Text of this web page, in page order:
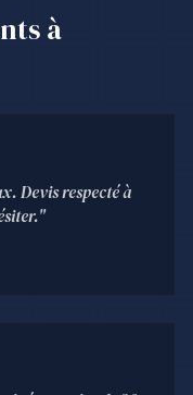
à
Devis respecté à